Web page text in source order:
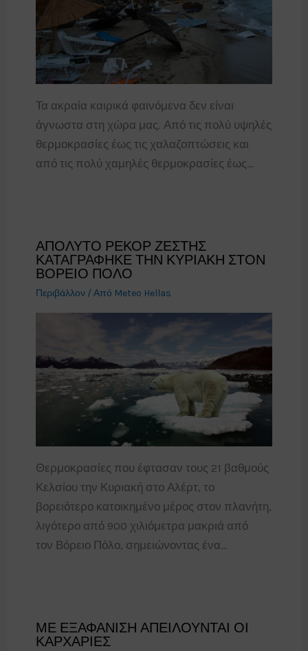
Τα ακραία καιρικά φαινόμενα δεν είναι
άγνωστα στη χώρα μας. Από τις πολύ υψηλές
θερμοκρασίες έως τις χαλαζοπτώσεις και
από τις πολύ χαμηλές θερμοκρασίες έως…
ΑΠΟΛΥΤΟ ΡΕΚΟΡ ΖΕΣΤΗΣ
ΚΑΤΑΓΡΑΦΗΚΕ ΤΗΝ ΚΥΡΙΑΚΗ ΣΤΟΝ
ΒΟΡΕΙΟ ΠΟΛΟ
Περιβάλλον/ Από Meteo Hellas
Θερμοκρασίες που έφτασαν τους 21 βαθμούς
Κελσίου την Κυριακή στο Αλέρτ, το
βορειότερο κατοικημένο μέρος στον πλανήτη,
λιγότερο από 900 χιλιόμετρα μακριά από
τον Βόρειο Πόλο, σημειώνοντας ένα…
ΜΕ ΕΞΑΦΑΝΙΣΗ ΑΠΕΙΛΟΥΝΤΑΙ ΟΙ
ΚΑΡΧΑΡΙΕΣ